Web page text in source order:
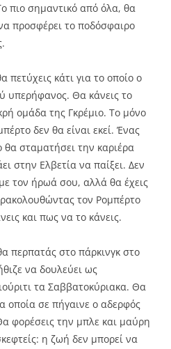
πιο σημαντικό από όλα, θα
προσφέρει το ποδόσφαιρο
πετύχεις κάτι για το οποίο ο
υπερήφανος. Θα κάνεις το
ομάδα της Γκρέμιο. Το μόνο
δεν θα είναι εκεί. Ένας
σταματήσει την καριέρα
στην Ελβετία να παίξει. Δεν
τον ήρωά σου, αλλά θα έχεις
τον Ρομπέρτο
και πως να το κάνεις.
περπατάς στο πάρκινγκ στο
να δουλεύει ως
τα Σαββατοκύριακα. Θα
οποία σε πήγαινε ο αδερφός
φορέσεις την μπλε και μαύρη
η ζωή δεν μπορεί να